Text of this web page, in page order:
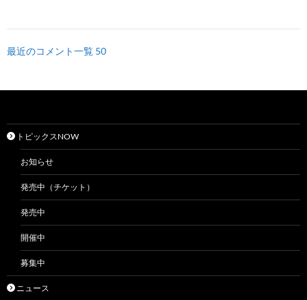
最近のコメント一覧 50
トピックスNOW
お知らせ
発売中（チケット）
発売中
開催中
募集中
ニュース